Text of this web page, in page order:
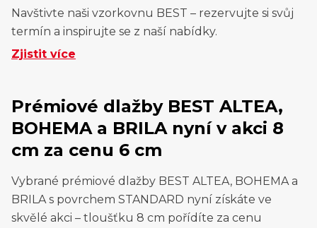
Navštivte naši vzorkovnu BEST – rezervujte si svůj
termín a inspirujte se z naší nabídky.
Zjistit více
Prémiové dlažby BEST ALTEA,
BOHEMA a BRILA nyní v akci 8
cm za cenu 6 cm
Vybrané prémiové dlažby BEST ALTEA, BOHEMA a
BRILA s povrchem STANDARD nyní získáte ve
skvělé akci – tloušťku 8 cm pořídíte za cenu